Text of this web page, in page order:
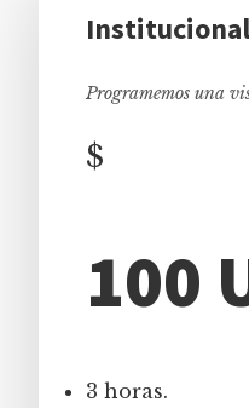
Institucional
Programemos una
$
100
3 horas.